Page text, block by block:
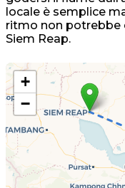
locale è semplice
ritmo non potrebbe
Siem Reap.
+
−